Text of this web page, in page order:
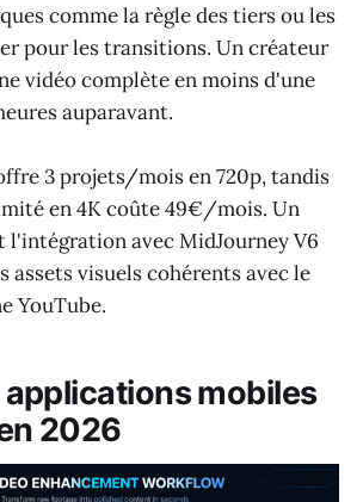
comme la règle des tiers ou les
pour les transitions. Un créateur
vidéo complète en moins d'une
auparavant.
3 projets/mois en 720p, tandis
en 4K coûte 49€/mois. Un
l'intégration avec MidJourney V6
assets visuels cohérents avec le
YouTube.
applications mobiles
2026